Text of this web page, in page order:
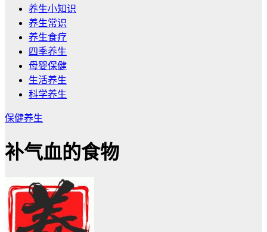
养生小知识
养生常识
养生食疗
四季养生
母婴保健
生活养生
科学养生
保健养生
补气血的食物